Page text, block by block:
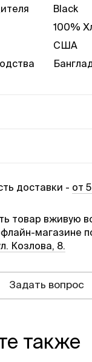
Black
100%
США
доставки - от
товар вживую
магазине
Козлова, 8.
Задать вопрос
также